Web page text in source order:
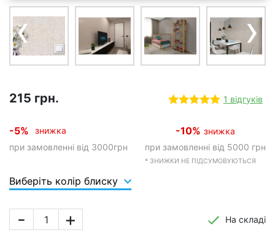
‹ ›
215 грн. 1 відгуків
-5%
знижка
при замовленні від 3000грн
-10% знижка
при замовленні від 5000 грн
* ЗНИЖКИ НЕ ПІДСУМОВУЮТЬСЯ
Виберіть колір блиску
- + На складі